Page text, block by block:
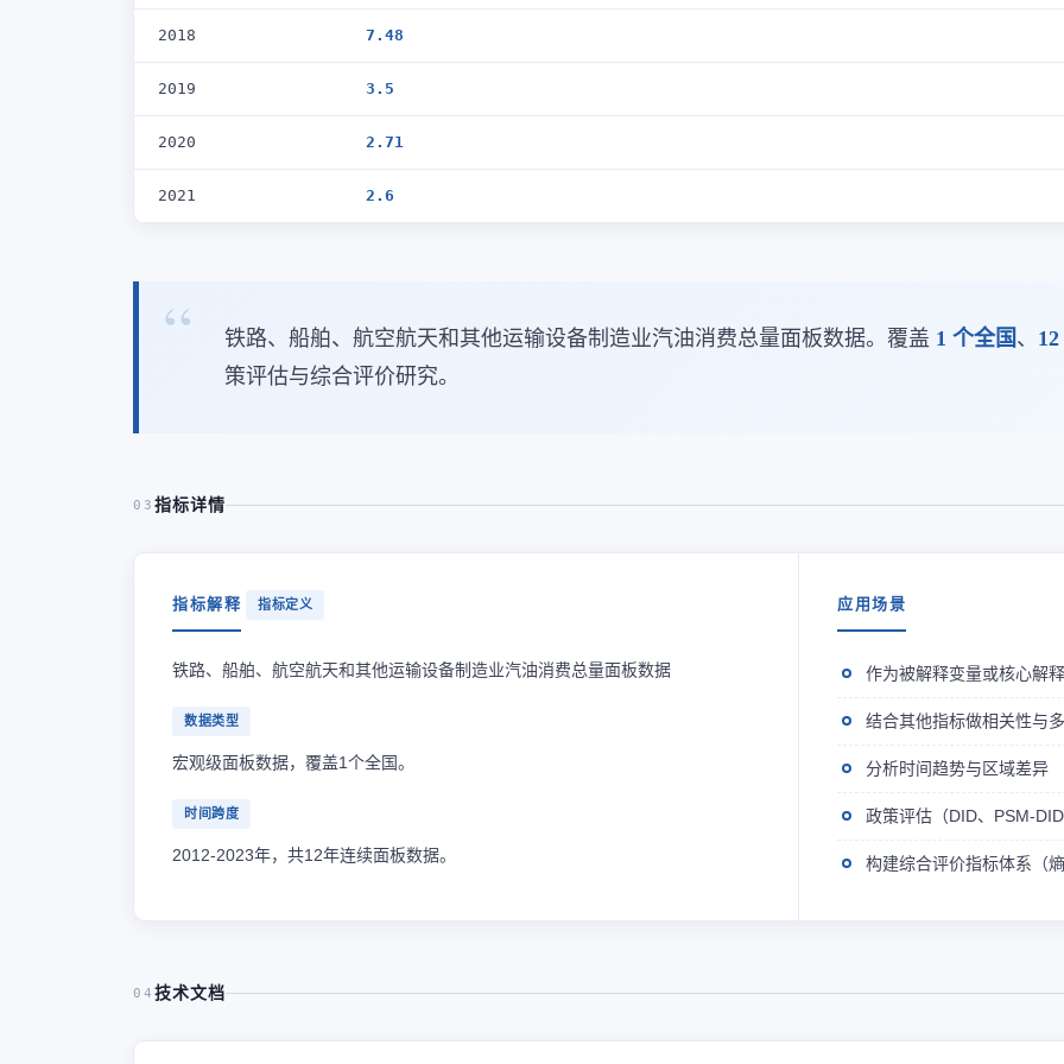
2018 7.48
2019 3.5
2020 2.71
2021 2.6
铁路、船舶、航空航天和其他运输设备制造业汽油消费总量面板数据。覆盖 1 个全国 、
策评估与综合评价研究。
03 指标详情
指标解释 指标定义
铁路、船舶、航空航天和其他运输设备制造业汽油消费总量面板数据
数据类型
宏观级面板数据，覆盖1个全国。
时间跨度
2012-2023年，共12年连续面板数据。
应用场景
作为被解释变量或核心解
结合其他指标做相关性与
分析时间趋势与区域差异
政策评估（DID、PSM-
构建综合评价指标体系（
04 技术文档